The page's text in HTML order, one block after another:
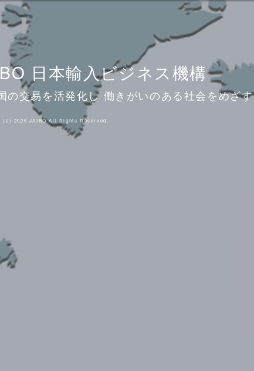
日本輸入ビジネス機構
の交易を活発化し 働きがいのある社会をめざす
(c) 2026 JAIBO All Rights Reserved.